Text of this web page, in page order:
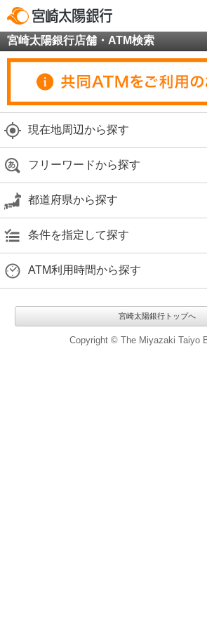
宮崎太陽銀行店舗・ATM検索
現在地周辺から探す
フリーワードから探す
都道府県から探す
条件を指定して探す
ATM利用時間から探す
宮崎太陽銀行トップへ
Copyright © The Miyazaki Taiyo